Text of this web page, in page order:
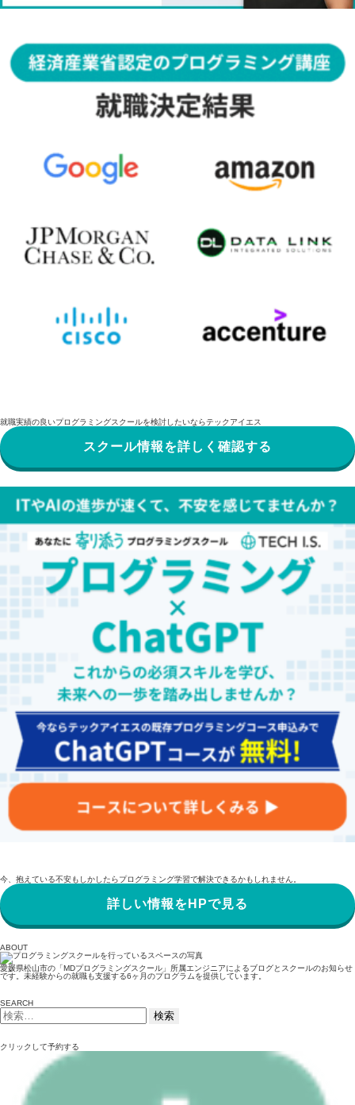
就職実績の良いプログラミングスクールを検討したいならテックアイエス
スクール情報を詳しく確認する
今、抱えている不安もしかしたらプログラミング学習で解決できるかもしれません。
詳しい情報をHPで見る
ABOUT
愛媛県松山市の「MDプログラミングスクール」所属エンジニアによるブログとスクールのお知らせ
です。未経験からの就職も支援する6ヶ月のプログラムを提供しています。
SEARCH
検
索:
クリックして予約する